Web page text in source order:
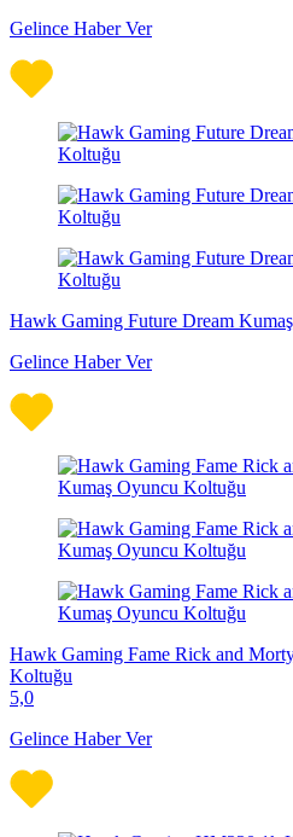
Gelince Haber Ver
Hawk Gaming Future Dream
Gelince Haber Ver
Hawk Gaming Fame Rick and
Koltuğu
5,0
Gelince Haber Ver